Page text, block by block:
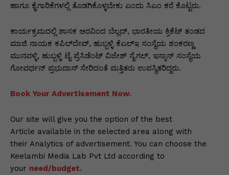
ಹಾಗೂ ಕೈಗಾರಿಕೆಗಳಲ್ಲಿ ತೊಡಗಿಕೊಳ್ಳಬೇಕು ಎಂದು ಸಿಎಂ ಕರೆ ಕೊಟ್ಟರು.
ಕಾರ್ಯಕ್ರಮದಲ್ಲಿ ಶಾಸಕ ಅರವಿಂದ ಬೆಲ್ಲದ್, ಭಾರತೀಯ ಕ್ರಿಕೆಟ್ ತಂಡದ
ಮಾಜಿ ನಾಯಕ ಕಪಿಲ್‌ದೇವ್, ಹುಬ್ಬಳ್ಳಿ ಕೆಎಲ್‌ಇ ಸಂಸ್ಥೆಯ ಶಂಕರಣ್ಣ
ಮುನವಳ್ಳಿ, ಹುಬ್ಬಳ್ಳಿ ಟೈ ಪ್ರೆಸಿಡೆಂಟ್ ವಿಜೇಶ್ ಸೈಗಲ್, ಇಸ್ಕಾನ್ ಸಂಸ್ಥೆಯ
ಗೋವರ್ಧನ್ ಪ್ರಭುದಾಸ್ ಸೇರಿದಂತೆ ಮತ್ತಿತರು ಉಪಸ್ಥಿತರಿದ್ದರು.
Book Your Advertisement Now.
Our site will give you the option of the best
Article available in the selected area along with
their Analytics of advertisement. You can choose the
Keelambi Media Lab Pvt Ltd according to
your need/budget.